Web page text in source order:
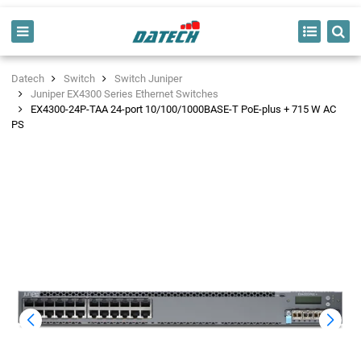
Datech Switch
Switch Juniper
Juniper EX4300 Series Ethernet Switches
EX4300-24P-TAA 24-port 10/100/1000BASE-T PoE-plus + 715 W AC
PS